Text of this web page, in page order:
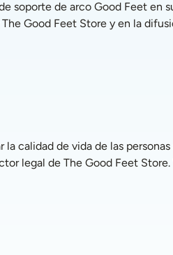
Good Feet Store y en la
legal de The Good Feet